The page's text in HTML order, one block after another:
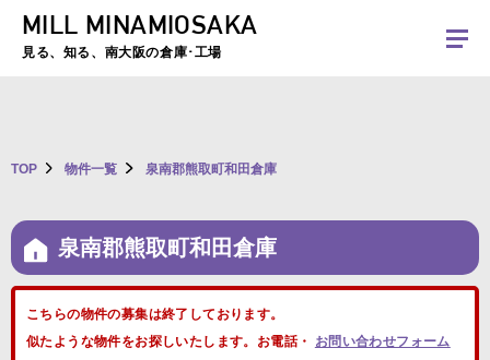
夏季休暇のお知らせ：2026年8月8日(土)～8月16日(日)まで休業とさせていた
MILL MINAMIOSAKA
見る、知る、南大阪の倉庫･工場
TOP 物件一覧 泉南郡熊取町和田倉庫
泉南郡熊取町和田倉庫
こちらの物件の募集は終了しております。
似たような物件をお探しいたします。お電話・ お問い合わせフォーム